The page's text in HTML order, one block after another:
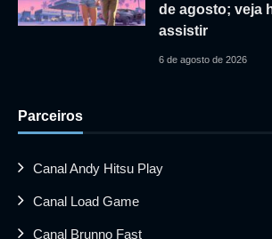
de agosto; veja
assistir
6 de agosto de 2026
Parceiros
Canal Andy Hitsu Play
Canal Load Game
Canal Brunno Fast